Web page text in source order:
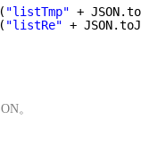
"listTmp" +
"listRe" +
。